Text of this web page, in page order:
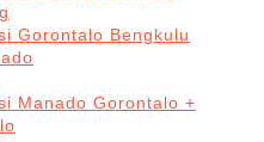
Gorontalo Bengkulu
Manado Gorontalo +